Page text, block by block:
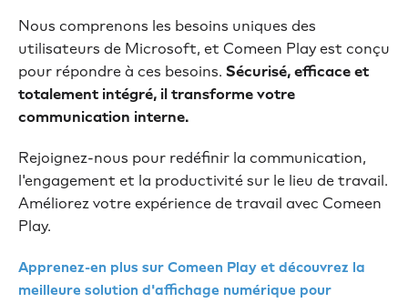
Nous comprenons les besoins uniques des
utilisateurs de Microsoft, et Comeen Play est conçu
pour répondre à ces besoins. Sécurisé, efficace et
totalement intégré, il transforme votre
communication interne.
Rejoignez-nous pour redéfinir la communication,
l'engagement et la productivité sur le lieu de travail.
Améliorez votre expérience de travail avec Comeen
Play.
Apprenez-en plus sur Comeen Play et découvrez la
meilleure solution d'affichage numérique pour